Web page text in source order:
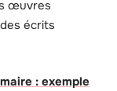
œuvres
écrits
: exemple